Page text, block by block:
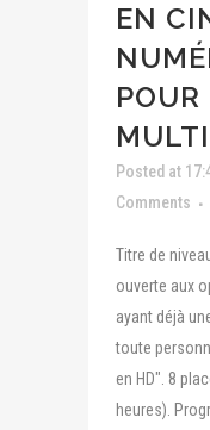
EN
Posted at
Comments
Titre de
ouverte aux
ayant déjà
toute
en HD". 8
heures).